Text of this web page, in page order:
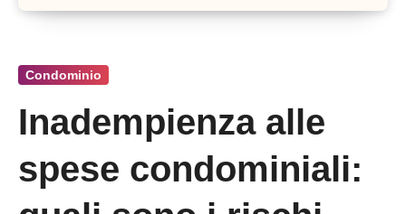
Condominio
Inadempienza alle
spese condominiali: